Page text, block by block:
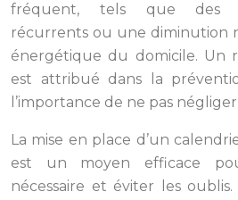
fréquent, tels que des
récurrents ou une diminution
énergétique du domicile. Un
est attribué dans la
l’importance de ne pas
La mise en place d’un
est un moyen efficace
nécessaire et éviter les